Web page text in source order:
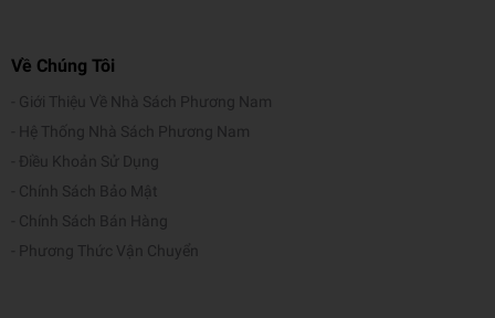
Về Chúng Tôi
Giới Thiệu Về Nhà Sách Phương Nam
Hệ Thống Nhà Sách Phương Nam
Điều Khoản Sử Dụng
Chính Sách Bảo Mật
Chính Sách Bán Hàng
Phương Thức Vận Chuyển